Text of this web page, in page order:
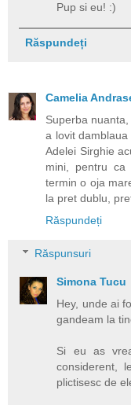
Pup si eu! :)
Răspundeți
Camelia
Superba
a lovit
Adelei Sirghie
mini, pentru
termin o oja
la pret dublu,
Răspundeți
Răspunsuri
Simona Tucu
Hey, unde ai
gandeam la
Si eu as
considerent,
plictisesc de